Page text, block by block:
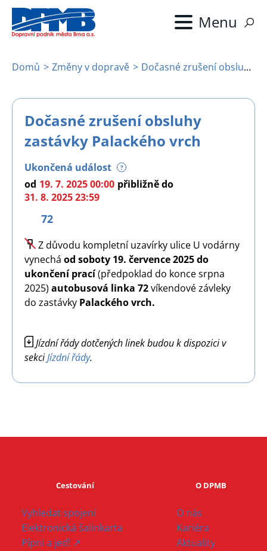
Přejít
hlavnímu
Drobečková
navigace
Domů Změny v dopravě Dočasné zrušení obsluhy zastávky Palackého vrch
Dočasné zrušení obsluhy
zastávky Palackého vrch
Ukončená událost ?
od 19. 7. 2025 00:00 přibližnědo
31. 8. 2025 23:59
72
Image
Z důvodu kompletní uzavírky ulice U vodárny
vynechá od soboty 19. července 2025 do
ukončení prací(předpoklad do konce srpna
2025) autobusová linka 72víkendové závleky
do zastávky Palackého vrch.
Image
Jízdní řády dotčených linek budou k dispozici v
sekciJízdní řády.
Cestování
Vyhledat spojení
Elektronická šalinkarta
Pípni a jeď! ↗
O DPMB
O nás
Kariéra
Aktuality